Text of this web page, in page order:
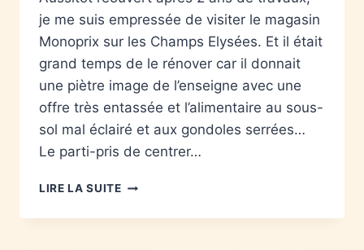
je me suis empressée de visiter le magasin
Monoprix sur les Champs Elysées. Et il était
grand temps de le rénover car il donnait
une piètre image de l’enseigne avec une
offre très entassée et l’alimentaire au sous-
sol mal éclairé et aux gondoles serrées…
Le parti-pris de centrer…
LIRE LA SUITE